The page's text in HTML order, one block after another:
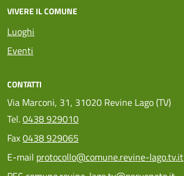
VIVERE IL COMUNE
Luoghi
Eventi
CONTATTI
Via Marconi, 31, 31020 Revine Lago (TV)
Tel.0438 929010
Fax0438 929065
E-mail protocollo@comune.revine-lago.tv.it